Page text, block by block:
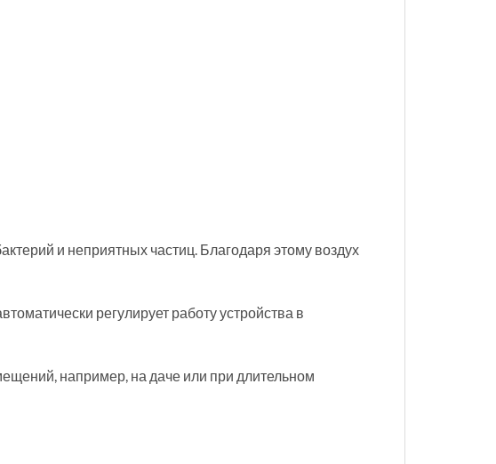
и неприятных частиц. Благодаря этому воздух
регулирует работу устройства в
например, на даче или при длительном